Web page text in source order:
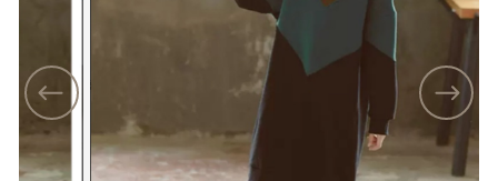
ショッピングを続ける
❃即納 60cm-80cm
❃即納
60cm-80cm
90cm
子カテゴリー